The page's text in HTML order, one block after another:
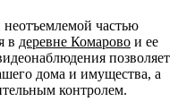
частью
в деревне Комарово и ее
позволяет
дома и имущества, а
контролем.